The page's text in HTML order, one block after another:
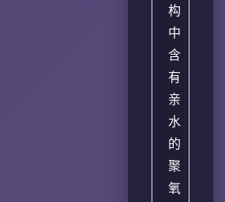
构
中
含
有
亲
水
的
聚
氧